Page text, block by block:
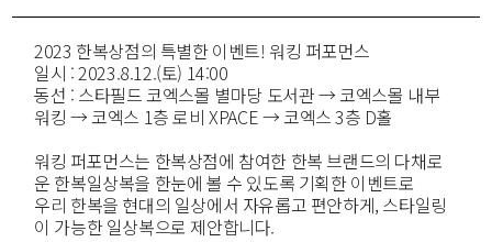
2023 한복상점의 특별한 이벤트! 워킹 퍼포먼스
일시 : 2023.8.12.(토) 14:00
동선 : 스타필드 코엑스몰 별마당 도서관 → 코엑스몰 내부
워킹 → 코엑스 1층 로비 XPACE → 코엑스 3층 D홀
워킹 퍼포먼스는 한복상점에 참여한 한복 브랜드의 다채로
운 한복일상복을 한눈에 볼 수 있도록 기획한 이벤트로
우리 한복을 현대의 일상에서 자유롭고 편안하게, 스타일링
이 가능한 일상복으로 제안합니다.